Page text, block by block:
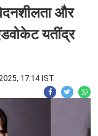
और
यतींद्र
17:14 IST